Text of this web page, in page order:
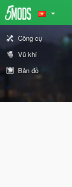
Công cụ
Vũ khí
Bản đồ